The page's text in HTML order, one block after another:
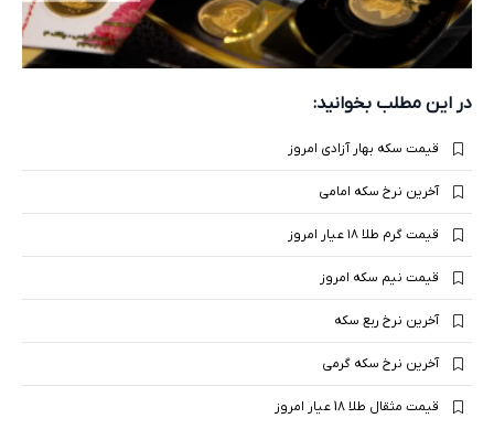
در این مطلب بخوانید:
قیمت سکه بهار آزادی امروز
آخرین نرخ سکه امامی
قیمت گرم طلا ۱۸ عیار امروز
قیمت نیم سکه امروز
آخرین نرخ ربع سکه
آخرین نرخ سکه گرمی
قیمت مثقال طلا 18 عیار امروز